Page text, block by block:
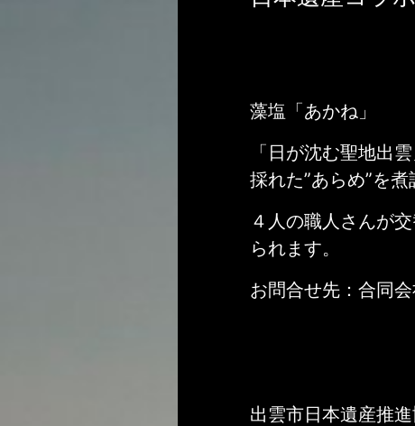
藻塩「あかね」
「日が沈む聖地出
採れた”あらめ”を
４人の職人さんが
られます。
お問合せ先：合同
出雲市日本遺産推